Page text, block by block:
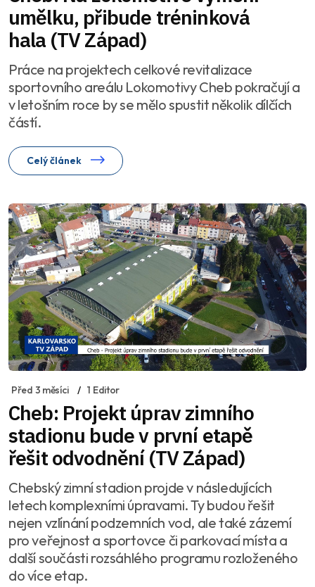
umělku, přibude tréninková
hala (TV Západ)
Práce na projektech celkové revitalizace
sportovního areálu Lokomotivy Cheb pokračují a
v letošním roce by se mělo spustit několik dílčích
částí.
Celý článek
Před 3 měsíci 1 Editor
Cheb: Projekt úprav zimního
stadionu bude v první etapě
řešit odvodnění (TV Západ)
Chebský zimní stadion projde v následujících
letech komplexními úpravami. Ty budou řešit
nejen vzlínání podzemních vod, ale také zázemí
pro veřejnost a sportovce či parkovací místa a
další součásti rozsáhlého programu rozloženého
do více etap.